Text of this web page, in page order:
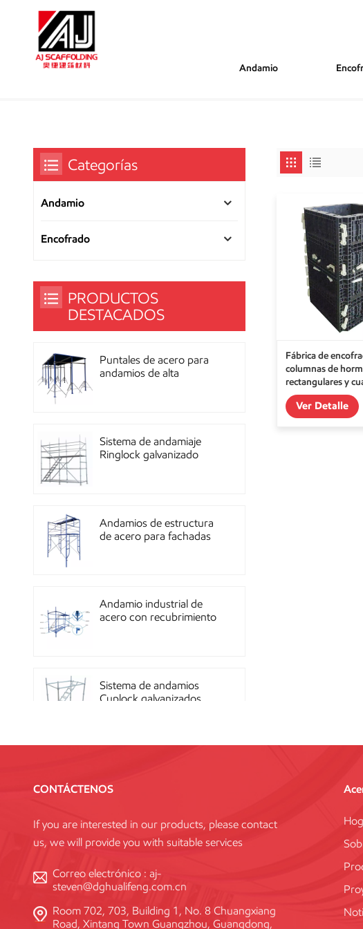
Andamio
Fábrica de
columnas de
rectangulares y
Ver Detalle
Categorías
Andamio
Encofrado
PRODUCTOS
DESTACADOS
Puntales de acero para
andamios de alta
Sistema de andamiaje
Ringlock galvanizado
Andamios de estructura
de acero para fachadas
Andamio industrial de
acero con recubrimiento
Sistema de andamios
Cuplock galvanizados
en polvo para la
Andamio Layher Ring
resistencia Q345
estándar
CONTÁCTENOS
If you are interested in our products, please contact
us, we will provide you with suitable services
Correo electrónico : aj-
steven@dghualifeng.com.cn
Room 702, 703, Building 1, No. 8 Chuangxiang
Road, Xintang Town Guangzhou, Guangdong,